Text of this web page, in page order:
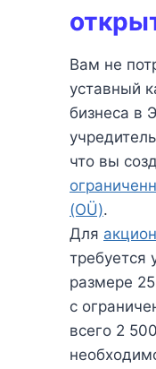
Вам не
уставный
бизнеса в
что вы
(OÜ).
Для
требуется
размере
с
всего 2